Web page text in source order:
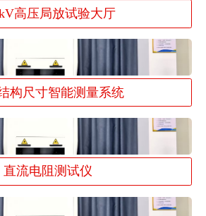
高压局放试验大厅
构尺寸智能测量系统
直流电阻测试仪